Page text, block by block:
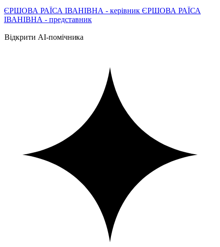
ЄРШОВА РАЇСА ІВАНІВНА - керівник ЄРШОВА РАЇСА
ІВАНІВНА - представник
Відкрити AI-помічника